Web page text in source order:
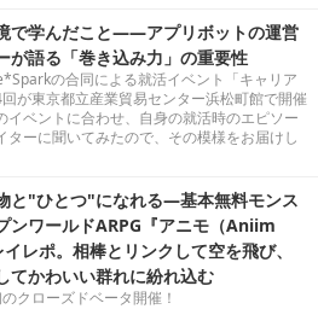
で学んだこと――アプリボットの運営
が語る「巻き込み力」の重要性
の合同による就活イベント「キャリア
が東京都立産業貿易センター浜松町館で開催
イベントに合わせ、自身の就活時のエピソー
ターに聞いてみたので、その模様をお届けし
と"ひとつ"になれる―基本無料モンス
ンワールドARPG『アニモ（Aniim
レポ。相棒とリンクして空を飛び、
てかわいい群れに紛れ込む
クローズドベータ開催！